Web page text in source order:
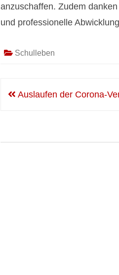
anzuschaffen. Zudem
und professionelle
Schulleben
Beitragsnavigation
Auslaufen der Corona-